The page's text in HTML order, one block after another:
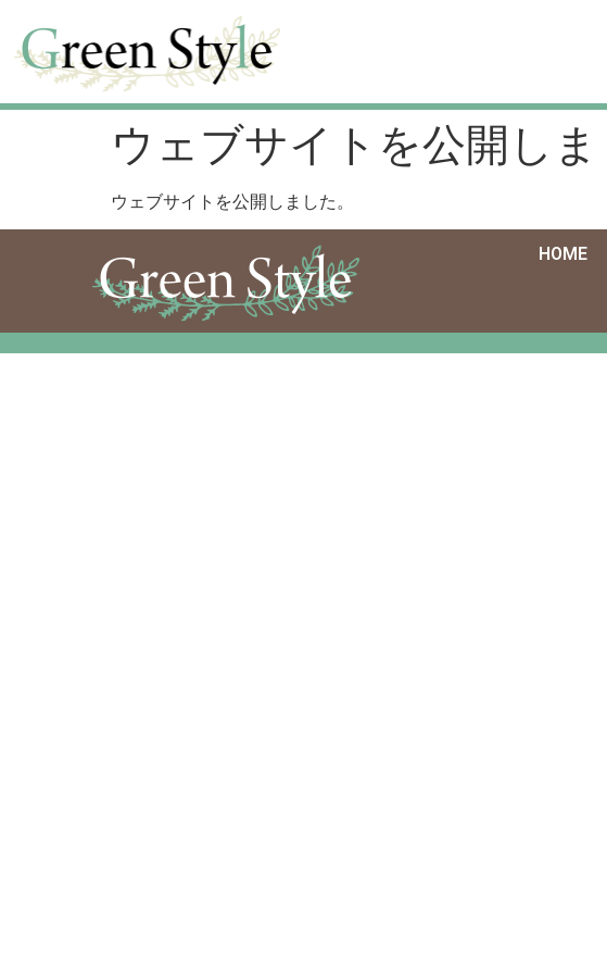
ウェブサイトを公開しま
ウェブサイトを公開しました。
HOME